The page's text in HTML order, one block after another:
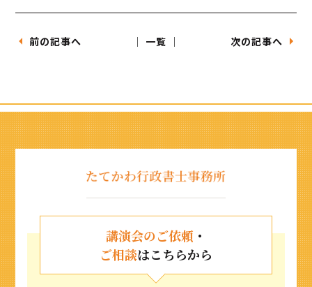
前の記事へ 次の記事へ
│ 一覧 │
講演会のご依頼 ・
ご相談はこちらから